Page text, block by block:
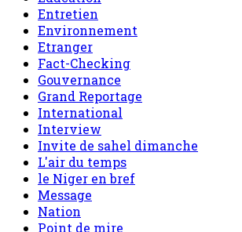
Entretien
Environnement
Etranger
Fact-Checking
Gouvernance
Grand Reportage
International
Interview
Invite de sahel dimanche
L'air du temps
le Niger en bref
Message
Nation
Point de mire